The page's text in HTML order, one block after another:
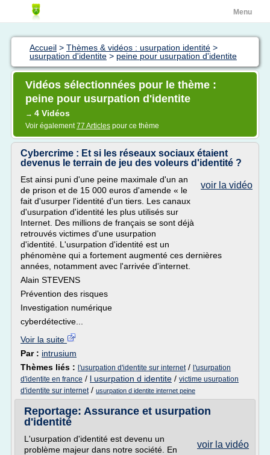
Menu
Accueil > Thèmes & vidéos : usurpation identité >
usurpation d'identite > peine pour usurpation d'identite
Vidéos sélectionnées pour le thème :
peine pour usurpation d'identite
→ 4 Vidéos
Voir également77 Articles pour ce thème
Cybercrime : Et si les réseaux sociaux étaient
devenus le terrain de jeu des voleurs d'identité ?
voir la vidéo
Est ainsi puni d'une peine maximale d'un an
de prison et de 15 000 euros d'amende « le
fait d'usurper l'identité d'un tiers. Les canaux
d'usurpation d'identité les plus utilisés sur
Internet. Des millions de français se sont déjà
retrouvés victimes d'une usurpation
d'identité. L'usurpation d'identité est un
phénomène qui a fortement augmenté ces dernières
années, notamment avec l'arrivée d'internet.
Alain STEVENS
Prévention des risques
Investigation numérique
cyberdétective...
Voir la suite
Par : intrusium
Thèmes liés : l'usurpation d'identite sur internet/ l'usurpation
d'identite en france / l usurpation d identite / victime usurpation
d'identite sur internet/ usurpation d identite internet peine
Reportage: Assurance et usurpation
d'identité
voir la vidéo
L'usurpation d'identité est devenu un
problème majeur dans notre société. En